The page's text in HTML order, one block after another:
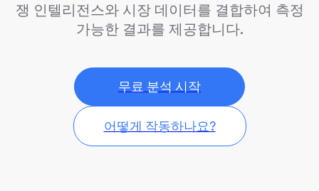
쟁 인텔리전스와 시장 데이터를 결합하여 측정
가능한 결과를 제공합니다.
무료 분석 시작
어떻게 작동하나요?